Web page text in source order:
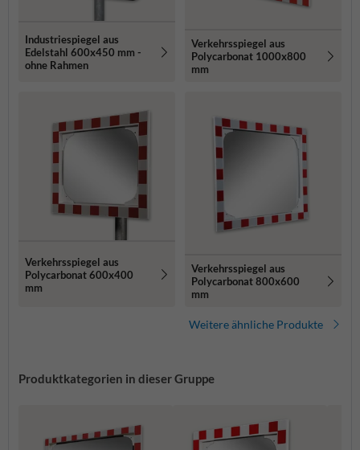
Industriespiegel aus
Edelstahl 600x450 mm -
ohne Rahmen
Verkehrsspiegel aus
Polycarbonat 1000x800
mm
Verkehrsspiegel aus
Polycarbonat 600x400
mm
Verkehrsspiegel aus
Polycarbonat 800x600
mm
Weitere ähnliche Produkte
Produktkategorien in dieser Gruppe